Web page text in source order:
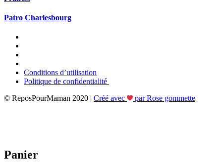
Patro Charlesbourg
Conditions d’utilisation
Politique de confidentialité
© ReposPourMaman 2020 | Créé avec par Rose gommette
Panier